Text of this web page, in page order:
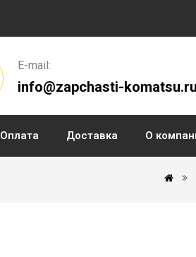
E-mail:
info@zapchasti-komatsu.ru
Оплата Доставка О